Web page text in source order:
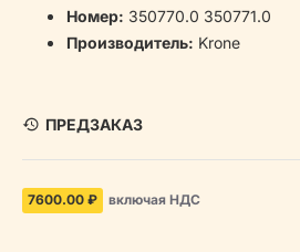
Номер: 350770.0 350771.0
Производитель: Krone
7600.00 ₽ включая НДС
ПРЕДЗАКАЗ